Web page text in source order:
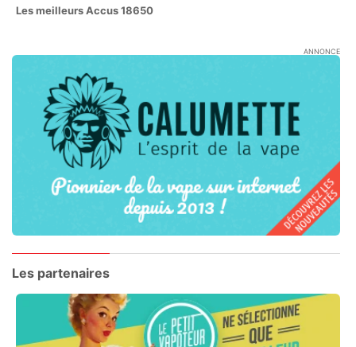
Les meilleurs Accus 18650
ANNONCE
Les partenaires